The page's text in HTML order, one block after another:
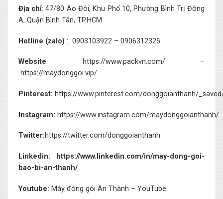
Địa chỉ: 47/80 Ao Đôi, Khu Phố 10, Phường Bình Trị Đông
A, Quận Bình Tân, TP.HCM
Hotline (zalo) : 0903103922– 0906312325
Website: https://www.packvn.com/ –
https://maydonggoi.vip/
Pinterest: https://www.pinterest.com/donggoianthanh/
Instagram: https://www.instagram.com/maydonggoianthanh/
Twitter:https://twitter.com/donggoianthanh
Linkedin:
https://www.linkedin.com/in/may-dong-goi-
bao-bi-an-thanh/
Youtube: Máy đóng gói An Thành – YouTube.